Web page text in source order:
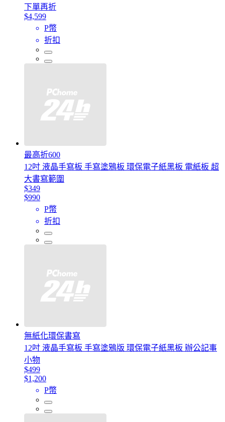
下單再折
$4,599
P幣
折扣
最高折600
12吋 液晶手寫板 手寫塗鴉板 環保電子紙黑板 電紙板 超
大書寫範圍
$349
$990
P幣
折扣
無紙化環保書寫
12吋 液晶手寫板 手寫塗鴉版 環保電子紙黑板 辦公記事
小物
$499
$1,200
P幣